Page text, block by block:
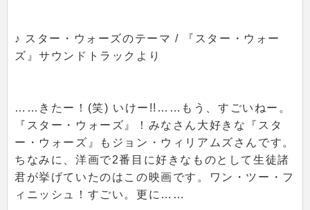
♪ スター・ウォーズのテーマ / 『スター・ウォー
ズ』サウンドトラックより
……きたー！(笑) いけー!!……もう、すごいねー。
『スター・ウォーズ』！みなさん大好きな『スタ
ー・ウォーズ』もジョン・ウィリアムズさんです。
ちなみに、洋画で2番目に好きなものとして生徒諸
君が挙げていたのはこの映画です。ワン・ツー・フ
ィニッシュ！すごい。更に……